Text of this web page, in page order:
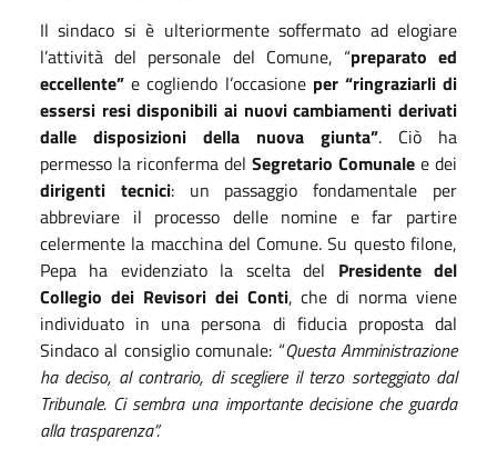
Il sindaco si è ulteriormente soffermato ad elogiare
l’attività del personale del Comune, “preparato ed
eccellente”e cogliendo l’occasioneper “ringraziarli di
essersi resi disponibili ai nuovi cambiamenti derivati
dalle disposizioni della nuova giunta”. Ciò ha
permesso la riconferma del Segretario Comunale e dei
dirigenti tecnici: un passaggio fondamentale per
abbreviare il processo delle nomine e far partire
celermente la macchina del Comune. Su questo filone,
Pepa ha evidenziato la scelta del Presidente del
Collegio dei Revisori dei Conti, che di norma viene
individuato in una persona di fiducia proposta dal
Sindaco al consiglio comunale: “Questa Amministrazione
ha deciso, al contrario, di scegliere il terzo sorteggiato dal
Tribunale. Ci sembra una importante decisione che guarda
alla trasparenza”.